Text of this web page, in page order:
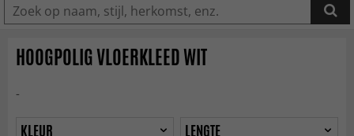
IN DE WINKELWAGEN GELEGD
HOOGPOLIG VLOERKLEED WIT
-
KLEUR
LENGTE